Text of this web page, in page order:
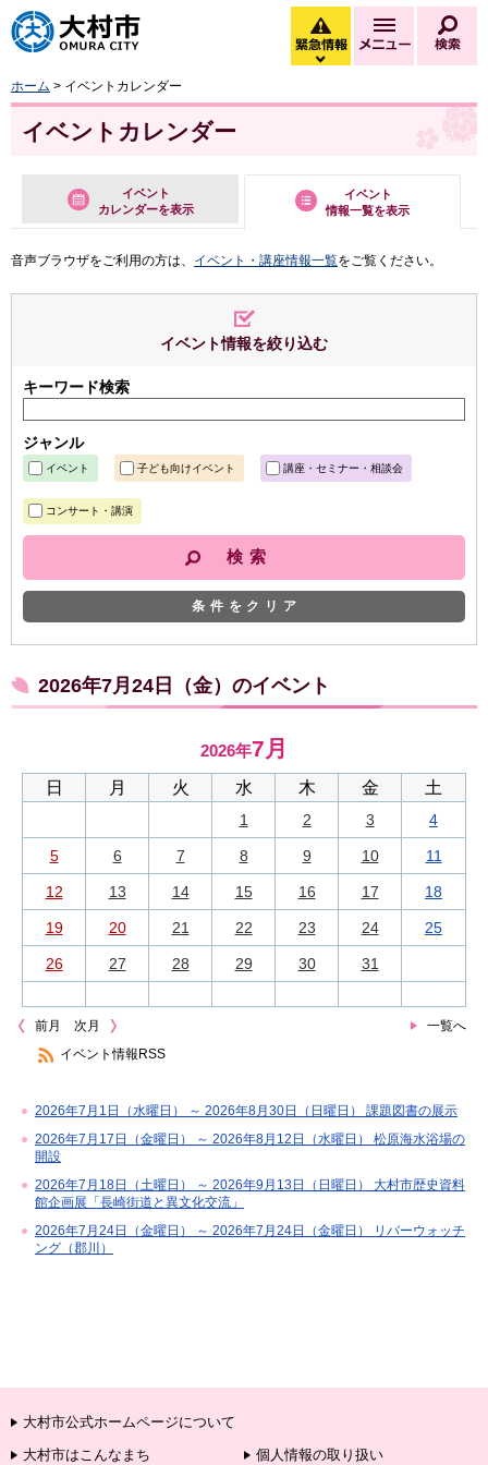
大村市
緊急情報
緊急情報を開く
メニュー
ホーム > イベントカレンダー
イベントカレンダー
イベント
カレンダーを表示
イベント
情報一覧を表示
音声ブラウザをご利用の方は、 イベント・講座情報一覧をご覧ください。
イベント情報を絞り込む
キーワード検索
ジャンル
イベント 子ども向けイベント 講座・セミナー・相談会
コンサート・講演
条件をクリア
2026年7月24日（金）のイベント
2026年7月
日 月 火 水 木 金 土
1 2 3 4
5 6 7 8 9 10 11
12 13 14 15 16 17 18
19 20 21 22 23 24 25
26 27 28 29 30 31
前月 一覧へ
次月
イベント情報RSS
2026年7月1日（水曜日） ～ 2026年8月30日（日曜日） 課題図書の展示
2026年7月17日（金曜日） ～ 2026年8月12日（水曜日） 松原海水浴場の
開設
2026年7月18日（土曜日） ～ 2026年9月13日（日曜日） 大村市歴史資料
館企画展「長崎街道と異文化交流」
2026年7月24日（金曜日） ～ 2026年7月24日（金曜日） リバーウォッチ
ング（郡川）
大村市公式ホームページについて
大村市はこんなまち
個人情報の取り扱い